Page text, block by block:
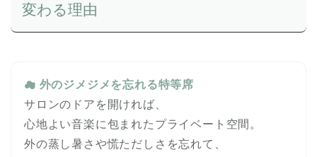
変わる理由
☁ 外のジメジメを忘れる特等席
サロンのドアを開ければ、
心地よい音楽に包まれたプライベート空間。
外の蒸し暑さや慌ただしさを忘れて、